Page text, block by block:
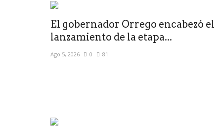
El gobernador Orrego encabezó el
lanzamiento de la etapa...
Ago 5, 2026 0 81